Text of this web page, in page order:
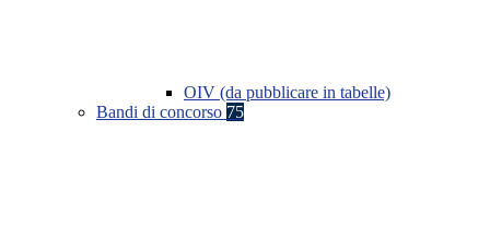
OIV (da pubblicare in tabelle)
Bandi di concorso 75